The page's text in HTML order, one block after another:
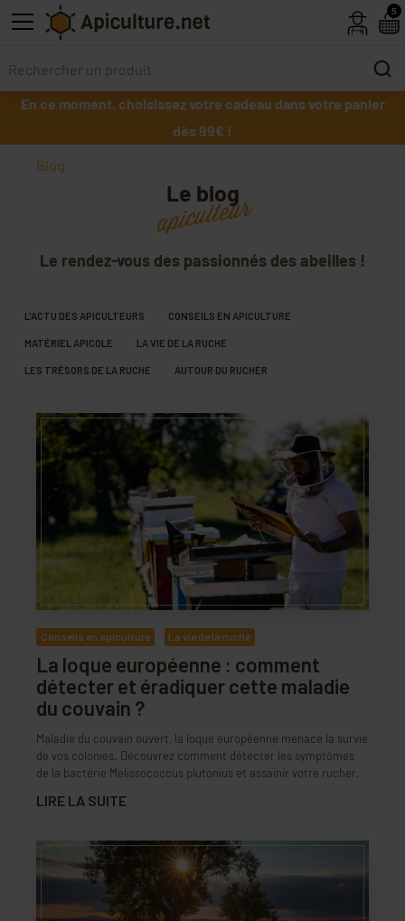
Skip to main content
En ce moment, choisissez votre cadeau dans votre panier
dès 99€ !
Blog
Le blog
apiculteur
Le rendez-vous des passionnés des abeilles !
L'ACTU DES APICULTEURS CONSEILS EN APICULTURE
MATÉRIEL APICOLE LA VIE DE LA RUCHE
LES TRÉSORS DE LA RUCHE AUTOUR DU RUCHER
Conseils en apiculture La vie de la ruche
La loque européenne : comment
détecter et éradiquer cette maladie
du couvain ?
Maladie du couvain ouvert, la loque européenne menace la survie
de vos colonies. Découvrez comment détecter les symptômes
de la bactérie Melissococcus plutonius et assainir votre rucher.
LIRE LA SUITE
5